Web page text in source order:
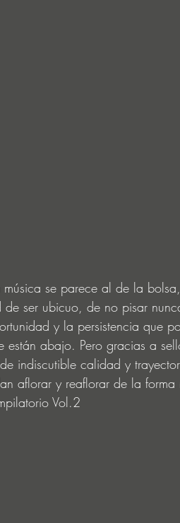
se parece al de la
ser ubicuo, de no pisar
y la persistencia que
están abajo. Pero gracias a
indiscutible calidad y
aflorar y reaflorar de la forma
Vol.2